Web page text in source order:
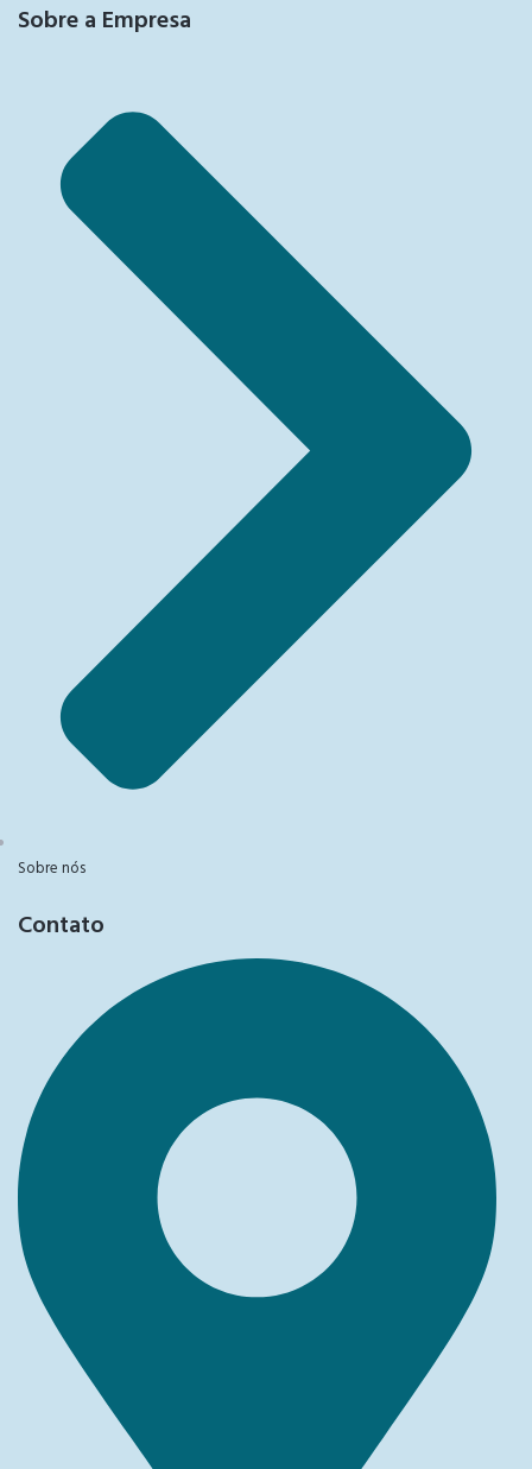
Sobre a Empresa
Sobre nós
Contato